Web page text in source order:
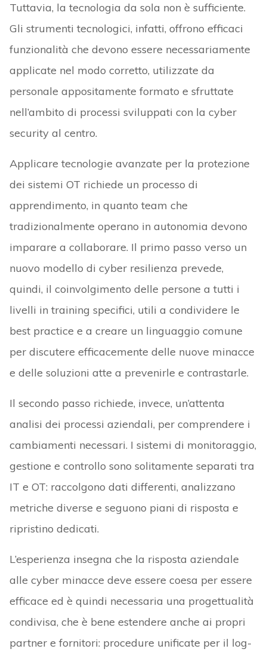
Tuttavia, la tecnologia da sola non è sufficiente.
Gli strumenti tecnologici, infatti, offrono efficaci
funzionalità che devono essere necessariamente
applicate nel modo corretto, utilizzate da
personale appositamente formato e sfruttate
nell’ambito di processi sviluppati con la cyber
security al centro.
Applicare tecnologie avanzate per la protezione
dei sistemi OT richiede un processo di
apprendimento, in quanto team che
tradizionalmente operano in autonomia devono
imparare a collaborare. Il primo passo verso un
nuovo modello di cyber resilienza prevede,
quindi, il coinvolgimento delle persone a tutti i
livelli in training specifici, utili a condividere le
best practice e a creare un linguaggio comune
per discutere efficacemente delle nuove minacce
e delle soluzioni atte a prevenirle e contrastarle.
Il secondo passo richiede, invece, un’attenta
analisi dei processi aziendali, per comprendere i
cambiamenti necessari. I sistemi di monitoraggio,
gestione e controllo sono solitamente separati tra
IT e OT: raccolgono dati differenti, analizzano
metriche diverse e seguono piani di risposta e
ripristino dedicati.
L’esperienza insegna che la risposta aziendale
alle cyber minacce deve essere coesa per essere
efficace ed è quindi necessaria una progettualità
condivisa, che è bene estendere anche ai propri
partner e fornitori: procedure unificate per il log-